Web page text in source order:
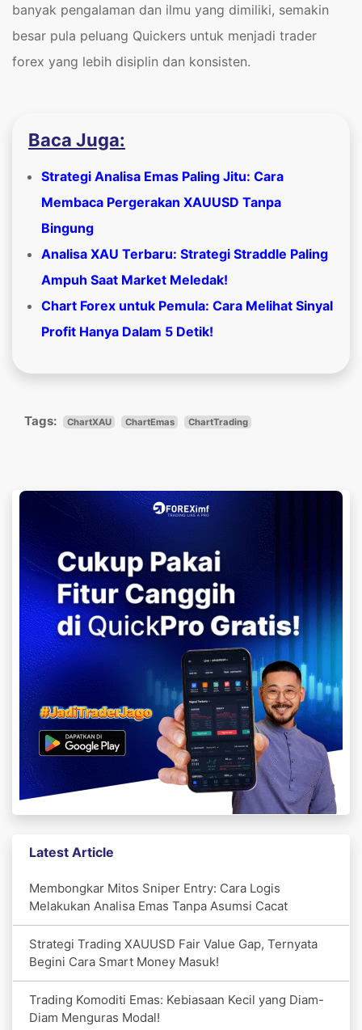
banyak pengalaman dan ilmu yang dimiliki, semakin
besar pula peluang Quickers untuk menjadi trader
forex yang lebih disiplin dan konsisten.
Baca Juga:
Strategi Analisa Emas Paling Jitu: Cara
Membaca Pergerakan XAUUSD Tanpa
Bingung
Analisa XAU Terbaru: Strategi Straddle Paling
Ampuh Saat Market Meledak!
Chart Forex untuk Pemula: Cara Melihat Sinyal
Profit Hanya Dalam 5 Detik!
Tags: ChartXAU ChartEmas ChartTrading
Latest Article
Membongkar Mitos Sniper Entry: Cara Logis
Melakukan Analisa Emas Tanpa Asumsi Cacat
Strategi Trading XAUUSD Fair Value Gap, Ternyata
Begini Cara Smart Money Masuk!
Trading Komoditi Emas: Kebiasaan Kecil yang Diam-
Diam Menguras Modal!